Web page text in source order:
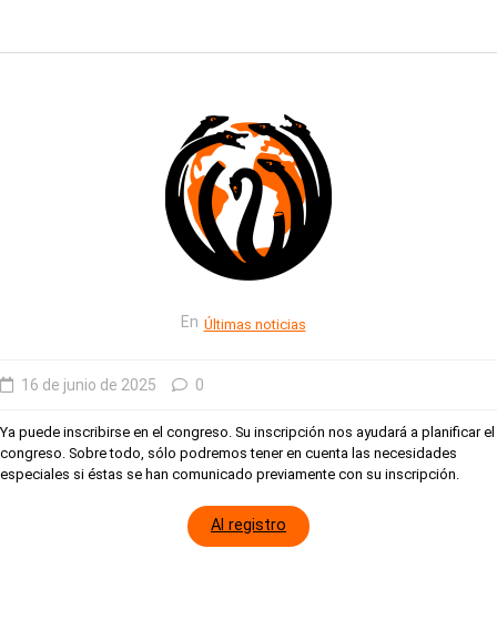
En Últimas noticias
16 de junio de 2025 0
Ya puede inscribirse en el congreso. Su inscripción nos ayudará a planificar el
congreso. Sobre todo, sólo podremos tener en cuenta las necesidades
especiales si éstas se han comunicado previamente con su inscripción.
Al registro